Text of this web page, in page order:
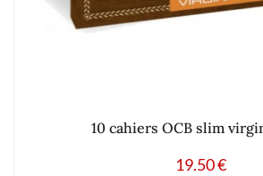
10 cahiers OCB slim
19.50€